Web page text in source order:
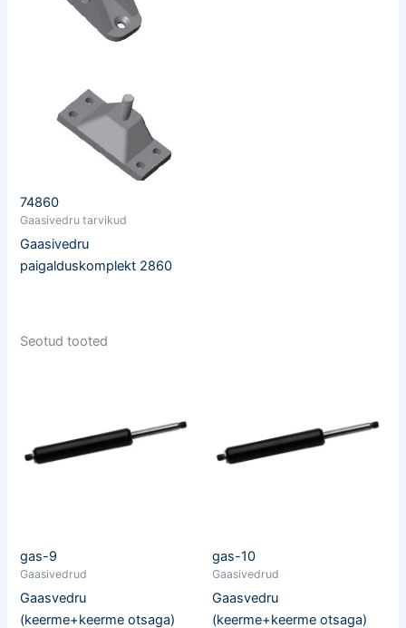
74860
Gaasivedru tarvikud
Gaasivedru
paigalduskomplekt 2860
Seotud tooted
gas-9
Gaasivedrud
Gaasvedru
(keerme+keerme otsaga)
gas-10
Gaasivedrud
Gaasvedru
(keerme+keerme otsaga)